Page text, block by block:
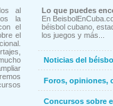
al
la
el
el
Lo que puedes
En
béisbol cubano,
los juegos y más...
Noticias del
Foros, opiniones,
Concursos sobre